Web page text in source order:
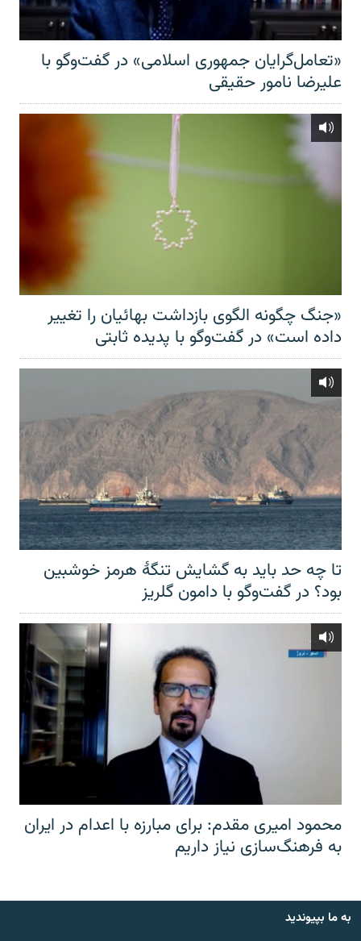
«تعامل‌گرایان جمهوری اسلامی» در گفت‌وگو با
علیرضا نامور حقیقی
«جنگ چگونه الگوی بازداشت بهائیان را تغییر
داده است» در گفت‌وگو با پدیده ثابتی
تا چه حد باید به گشایش تنگهٔ هرمز خوشبین
بود؟ در گفت‌وگو با دامون گلریز
محمود امیری مقدم: برای مبارزه با اعدام در ایران
به فرهنگ‌سازی نیاز داریم
به ما بپیوندید